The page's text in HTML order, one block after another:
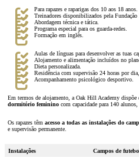
Para rapazes e raparigas dos 10 aos 18 anos.
Treinadores disponibilizados pela Fundação
Abordagem técnica e tática.
Programa especial para os guarda-redes.
Formação em inglês.
Aulas de línguas para desenvolver as tuas
Alojamento e alimentação incluídos no
Dieta personalizada.
Residência com supervisão 24 horas por
Acompanhamento psicológico desportivo.
Em termos de alojamento, a Oak Hill Academy dispõe
dormitório feminino com capacidade para 140
Os rapazes têm acesso a todas as instalações do
e supervisão permanente.
Instalações Campos de